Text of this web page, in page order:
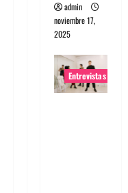
admin
noviembre 17,
2025
Entrevistas